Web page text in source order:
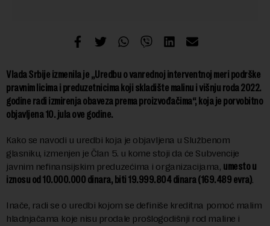
Vlada Srbije izmenila je „Uredbu o vanrednoj interventnoj meri podrške
pravnim licima i preduzetnicima koji skladište malinu i višnju roda 2022.
godine radi izmirenja obaveza prema proizvođačima“, koja je porvobitno
objavljena 10. jula ove godine.
Kako se navodi u uredbi koja je objavljena u Službenom
glasniku, izmenjen je Član 5. u kome stoji da će Subvencije
javnim nefinansijskim preduzećima i organizacijama, umesto u
iznosu od 10.000.000 dinara, biti 19.999.804 dinara (169.489 evra).
Inače, radi se o uredbi kojom se definiše kreditna pomoć malim
hladnjačama koje nisu prodale prošlogodišnji rod maline i